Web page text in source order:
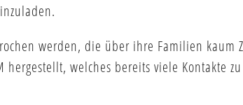
werden, die über ihre Familien kaum
welches bereits viele Kontakte